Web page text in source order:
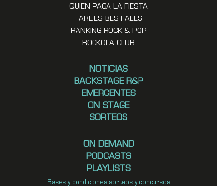
QUIEN PAGA LA FIESTA
TARDES BESTIALES
RANKING ROCK & POP
ROCKOLA CLUB
NOTICIAS
BACKSTAGE R&P
EMERGENTES
ON STAGE
SORTEOS
ON DEMAND
PODCASTS
PLAYLISTS
Bases y condiciones sorteos y concursos